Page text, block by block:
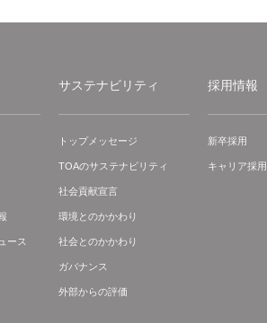
ース
サステナビリティ
トップメッセージ
TOAのサステナビリティ
社会貢献宣言
環境とのかかわり
社会とのかかわり
ガバナンス
外部からの評価
採用情報
新卒採用
キャリア採用